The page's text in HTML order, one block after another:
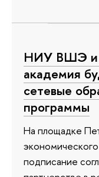
НИУ ВШЭ и
академия
сетевые
программы
На площадке
подписание